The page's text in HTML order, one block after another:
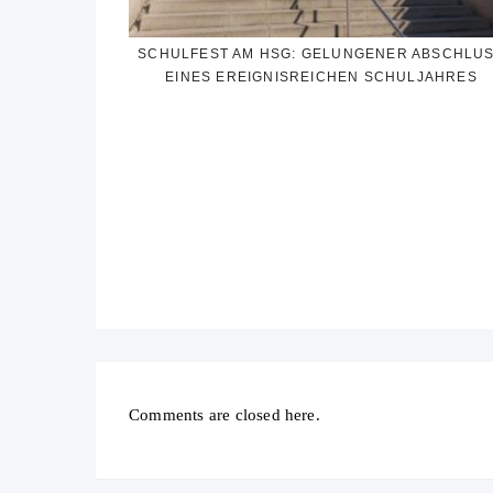
SCHULFEST AM HSG: GELUNGENER
EINES EREIGNISREICHEN SCHULJAHRES
Comments are closed here.